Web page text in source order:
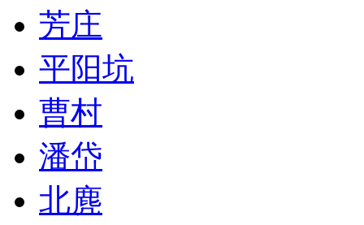
芳庄
平阳坑
曹村
潘岱
北麂